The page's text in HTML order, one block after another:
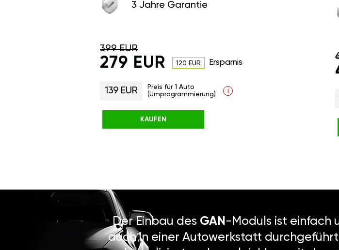
3 Jahre Garantie
399 EUR
279 EUR 120 EUR Ersparnis
139 EUR
Preis für 1 Auto
(Umprogrammierung)
i
KAUFEN
Der Einbau des GAN -Moduls ist einfach
auch in einer Autowerkstatt